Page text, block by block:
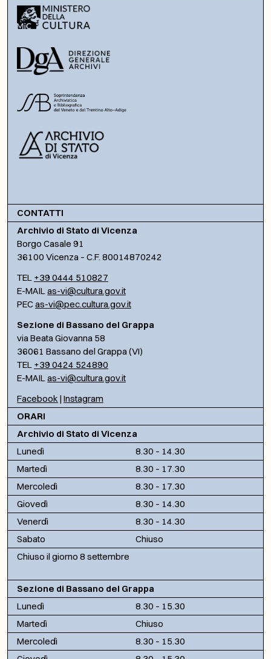
CONTATTI
Archivio di Stato di Vicenza
Borgo Casale 91
36100 Vicenza – C.F. 80014870242
TEL +39 0444 510827
E-MAILas-vi@cultura.gov.it
PECas-vi@pec.cultura.gov.it
Sezione di Bassano del Grappa
via Beata Giovanna 58
36061 Bassano del Grappa (VI)
TEL +39 0424 524890
E-MAILas-vi@cultura.gov.it
Facebook | Instagram
ORARI
Archivio di Stato di Vicenza
Lunedì
8.30 – 14.30
Martedì
8.30 – 17.30
Mercoledì
8.30 – 17.30
Giovedì
8.30 – 14.30
Venerdì
8.30 – 14.30
Sabato
Chiuso
Chiuso il giorno 8 settembre
Sezione di Bassano del Grappa
Lunedì
8.30 – 15.30
Martedì
Chiuso
Mercoledì
8.30 – 15.30